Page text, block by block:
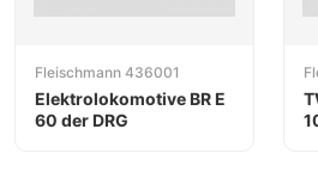
Fleischmann 436001
Elektrolokomotive BR E
60 der DRG